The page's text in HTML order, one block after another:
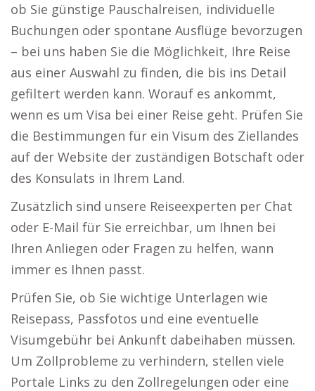
ob Sie günstige Pauschalreisen, individuelle
Buchungen oder spontane Ausflüge bevorzugen
– bei uns haben Sie die Möglichkeit, Ihre Reise
aus einer Auswahl zu finden, die bis ins Detail
gefiltert werden kann. Worauf es ankommt,
wenn es um Visa bei einer Reise geht. Prüfen Sie
die Bestimmungen für ein Visum des Ziellandes
auf der Website der zuständigen Botschaft oder
des Konsulats in Ihrem Land.
Zusätzlich sind unsere Reiseexperten per Chat
oder E-Mail für Sie erreichbar, um Ihnen bei
Ihren Anliegen oder Fragen zu helfen, wann
immer es Ihnen passt.
Prüfen Sie, ob Sie wichtige Unterlagen wie
Reisepass, Passfotos und eine eventuelle
Visumgebühr bei Ankunft dabeihaben müssen.
Um Zollprobleme zu verhindern, stellen viele
Portale Links zu den Zollregelungen oder eine